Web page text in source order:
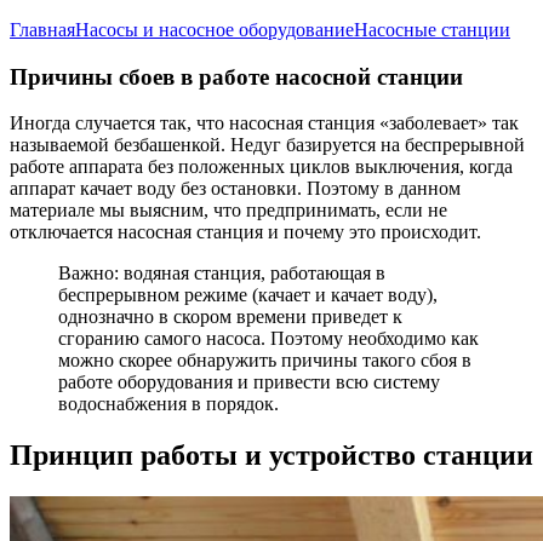
ГлавнаяНасосы и насосное оборудованиеНасосные станции
Причины сбоев в работе насосной станции
Иногда случается так, что насосная станция «заболевает» так
называемой безбашенкой. Недуг базируется на беспрерывной
работе аппарата без положенных циклов выключения, когда
аппарат качает воду без остановки. Поэтому в данном
материале мы выясним, что предпринимать, если не
отключается насосная станция и почему это происходит.
Важно: водяная станция, работающая в
беспрерывном режиме (качает и качает воду),
однозначно в скором времени приведет к
сгоранию самого насоса. Поэтому необходимо как
можно скорее обнаружить причины такого сбоя в
работе оборудования и привести всю систему
водоснабжения в порядок.
Принцип работы и устройство станции